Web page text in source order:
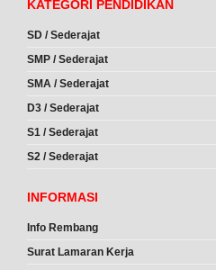
KATEGORI PENDIDIKAN
SD / Sederajat
SMP / Sederajat
SMA / Sederajat
D3 / Sederajat
S1 / Sederajat
S2 / Sederajat
INFORMASI
Info Rembang
Surat Lamaran Kerja